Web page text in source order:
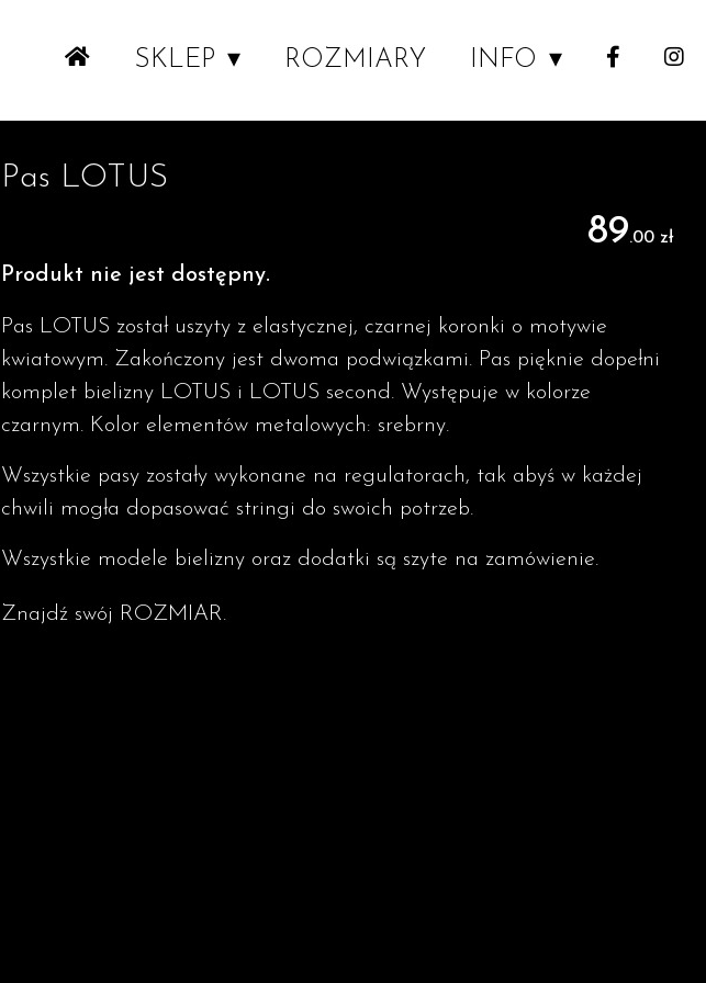
SKLEP ROZMIARY INFO
Pas LOTUS
89.00 zł
Produkt nie jest dostępny.
Pas LOTUS został uszyty z elastycznej, czarnej koronki o motywie
kwiatowym. Zakończony jest dwoma podwiązkami. Pas pięknie dopełni
komplet bielizny LOTUS i LOTUS second. Występuje w kolorze
czarnym. Kolor elementów metalowych: srebrny.
Wszystkie pasy zostały wykonane na regulatorach, tak abyś w każdej
chwili mogła dopasować stringi do swoich potrzeb.
Wszystkie modele bielizny oraz dodatki są szyte na zamówienie.
Znajdź swój ROZMIAR.